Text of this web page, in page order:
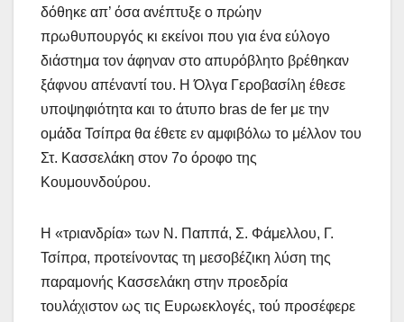
δόθηκε απ’ όσα ανέπτυξε ο πρώην
πρωθυπουργός κι εκείνοι που για ένα εύλογο
διάστημα τον άφηναν στο απυρόβλητο βρέθηκαν
ξάφνου απέναντί του. Η Όλγα Γεροβασίλη έθεσε
υποψηφιότητα και το άτυπο bras de fer με την
ομάδα Τσίπρα θα έθετε εν αμφιβόλω το μέλλον του
Στ. Κασσελάκη στον 7ο όροφο της
Κουμουνδούρου.
Η «τριανδρία» των Ν. Παππά, Σ. Φάμελλου, Γ.
Τσίπρα, προτείνοντας τη μεσοβέζικη λύση της
παραμονής Κασσελάκη στην προεδρία
τουλάχιστον ως τις Ευρωεκλογές, τού προσέφερε